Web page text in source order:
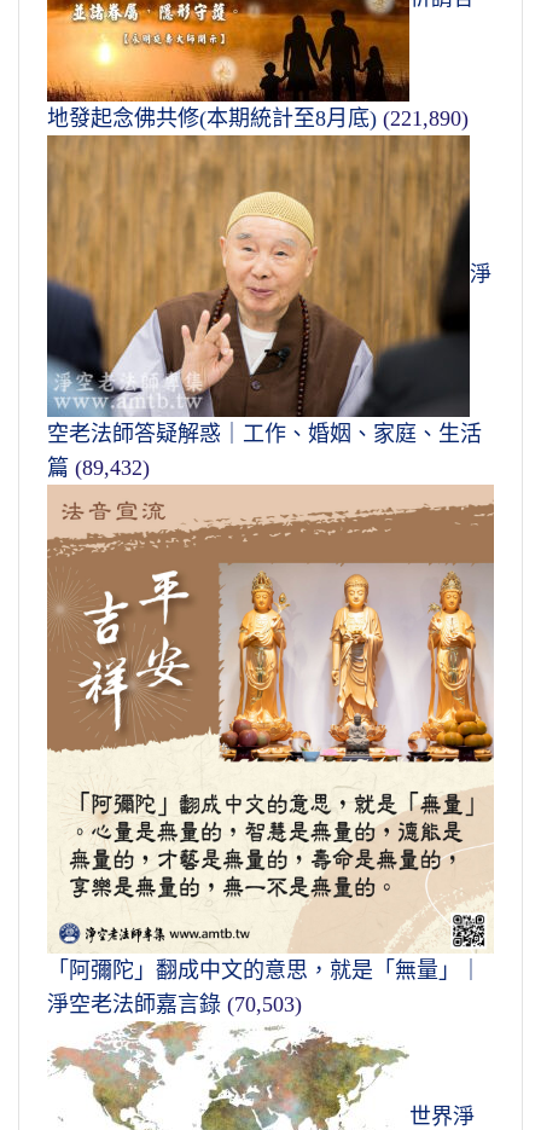
地發起念佛共修(本期統計至8月底) (221,890)
淨
空老法師答疑解惑｜工作、婚姻、家庭、生活
篇 (89,432)
「阿彌陀」翻成中文的意思，就是「無量」｜
淨空老法師嘉言錄 (70,503)
世界淨